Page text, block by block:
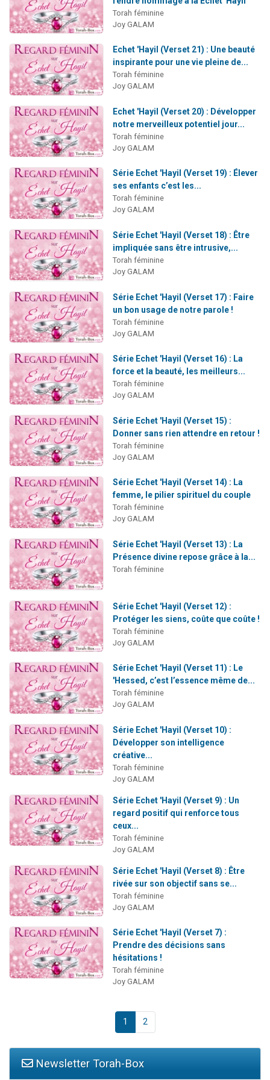
Il reste 49 places pour étudier en groupe sur Zoom
Ariel vient de donner son Maasser
Nathaniel vient de donner son Maasser
Torah féminine
Joy GALAM
Echet 'Hayil (Verset 21) : Une beauté
inspirante pour une vie pleine de...
Torah féminine
Joy GALAM
Echet 'Hayil (Verset 20) : Développer
notre merveilleux potentiel jour...
Torah féminine
Joy GALAM
Série Echet 'Hayil (Verset 19) : Élever
ses enfants c’est les...
Torah féminine
Joy GALAM
Série Echet 'Hayil (Verset 18) : Être
impliquée sans être intrusive,...
Torah féminine
Joy GALAM
Série Echet 'Hayil (Verset 17) : Faire
un bon usage de notre parole !
Torah féminine
Joy GALAM
Série Echet 'Hayil (Verset 16) : La
force et la beauté, les meilleurs...
Torah féminine
Joy GALAM
Série Echet 'Hayil (Verset 15) :
Donner sans rien attendre en retour !
Torah féminine
Joy GALAM
Série Echet 'Hayil (Verset 14) : La
femme, le pilier spirituel du couple
Torah féminine
Joy GALAM
Série Echet 'Hayil (Verset 13) : La
Présence divine repose grâce à la...
Torah féminine
Série Echet 'Hayil (Verset 12) :
Protéger les siens, coûte que coûte !
Torah féminine
Joy GALAM
Série Echet 'Hayil (Verset 11) : Le
'Hessed, c’est l’essence même de...
Torah féminine
Joy GALAM
Série Echet 'Hayil (Verset 10) :
Développer son intelligence
créative...
Torah féminine
Joy GALAM
Série Echet 'Hayil (Verset 9) : Un
regard positif qui renforce tous
ceux...
Torah féminine
Joy GALAM
Série Echet 'Hayil (Verset 8) : Être
rivée sur son objectif sans se...
Torah féminine
Joy GALAM
Série Echet 'Hayil (Verset 7) :
Prendre des décisions sans
hésitations !
Torah féminine
Joy GALAM
1 2
Newsletter Torah-Box